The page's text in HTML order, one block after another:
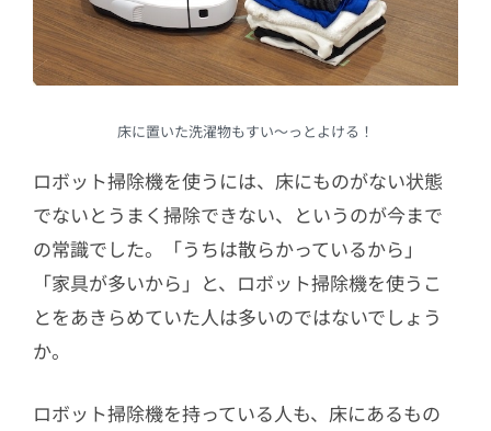
床に置いた洗濯物もすい〜っとよける！
ロボット掃除機を使うには、床にものがない状態
でないとうまく掃除できない、というのが今まで
の常識でした。「うちは散らかっているから」
「家具が多いから」と、ロボット掃除機を使うこ
とをあきらめていた人は多いのではないでしょう
か。
ロボット掃除機を持っている人も、床にあるもの